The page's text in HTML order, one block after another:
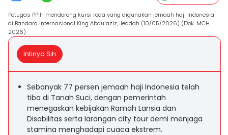
Petugas PPIH mendorong kursi roda yang digunakan jemaah haji Indonesia
di Bandara Internasional King Abdulaziz, Jeddah (10/05/2026) (Dok. MCH
2026)
Intinya Sih
Sebanyak 77 persen jemaah haji Indonesia telah
tiba di Tanah Suci, dengan pemerintah
menegaskan kebijakan Ramah Lansia dan
Disabilitas serta larangan city tour demi menjaga
stamina menghadapi cuaca ekstrem.